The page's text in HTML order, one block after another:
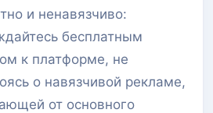
и ненавязчиво:
бесплатным
к платформе, не
о навязчивой рекламе,
от основного